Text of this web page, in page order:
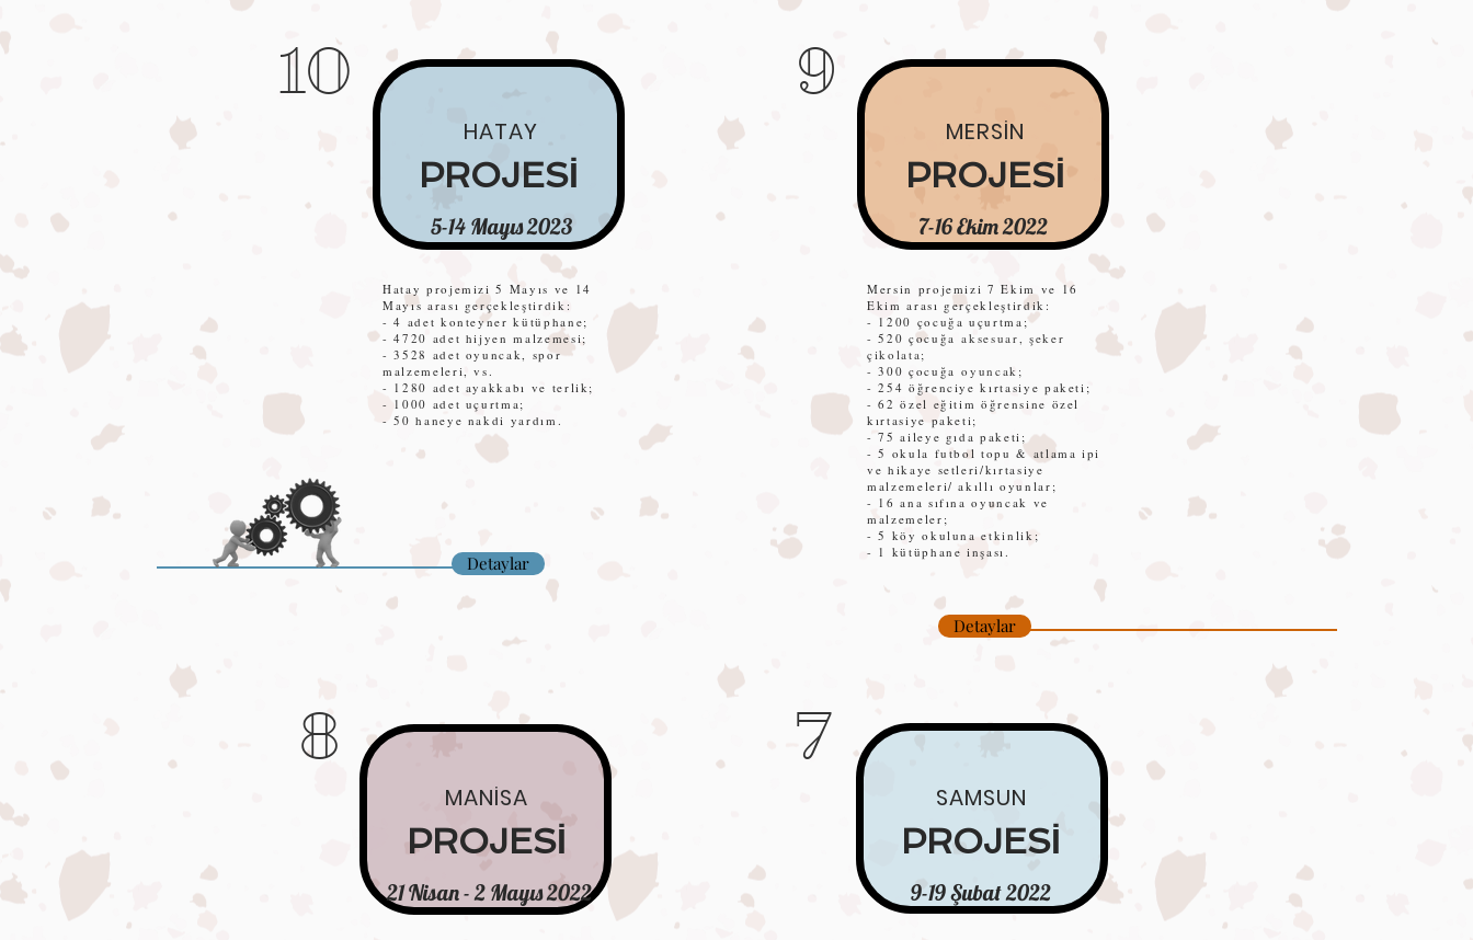
10
HATAY
5-14 Mayıs 2023
PROJESİ
Hatay projemizi 5 Mayıs ve 14
Mayıs arası gerçekleştirdik:
- 4 adet konteyner kütüphane;
- 4720 adet hijyen malzemesi;
- 3528 adet oyuncak, spor
malzemeleri, vs.
- 1280 adet ayakkabı ve terlik;
- 1000 adet uçurtma;
- 50 haneye nakdi yardım.
Detaylar
8
MANİSA
21 Nisan - 2 Mayıs 2022
PROJESİ
9
MERSİN
7-16 Ekim 2022
PROJESİ
Mersin projemizi 7 Ekim ve 16
Ekim arası gerçekleştirdik:
- 1200 çocuğa uçurtma;
- 520 çocuğa aksesuar, şeker
çikolata;
- 300 çocuğa oyuncak;
- 254 öğrenciye kırtasiye paketi;
- 62 özel eğitim öğrensine özel
kırtasiye paketi;
- 75 aileye gıda paketi;
- 5 okula futbol topu & atlama ipi
ve hikaye setleri/kırtasiye
malzemeleri/ akıllı oyunlar;
- 16 ana sıfına oyuncak ve
malzemeler;
- 5 köy okuluna etkinlik;
- 1 kütüphane inşası.
Detaylar
7
SAMSUN
PROJESİ
9-19 Şubat 2022